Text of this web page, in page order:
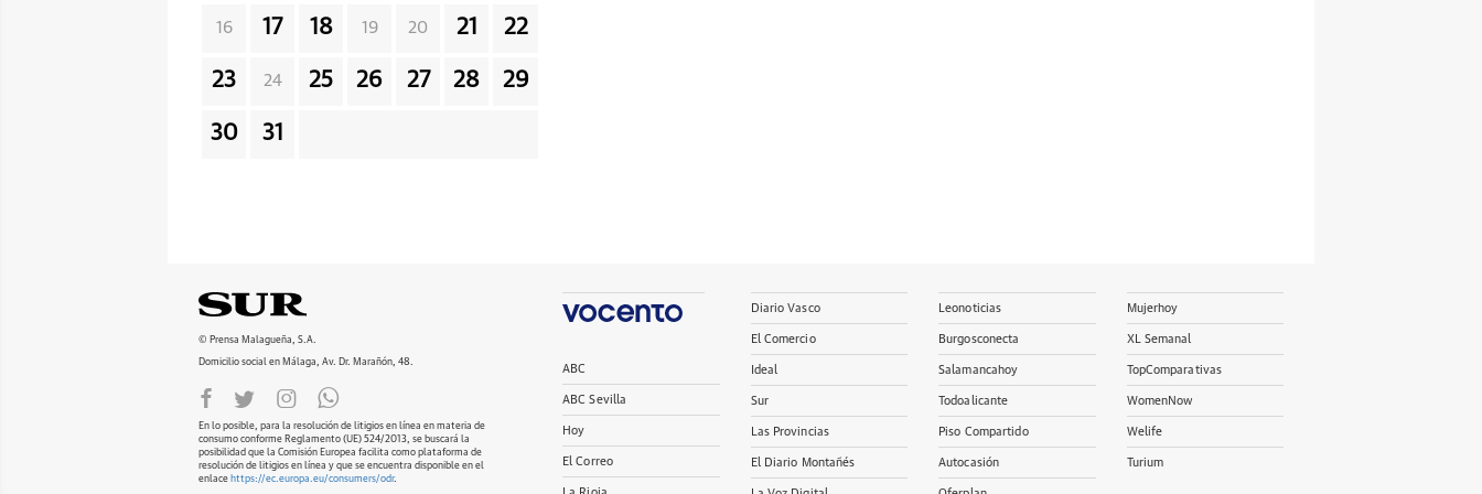
16 17 18 19 20 21 22
23 24 25 26 27 28 29
30 31
© Prensa Malagueña, S.A.
Domicilio social en Málaga, Av. Dr. Marañón, 48.
En lo posible, para la resolución de litigios en línea en materia de
consumo conforme Reglamento (UE) 524/2013, se buscará la
posibilidad que la Comisión Europea facilita como plataforma de
resolución de litigios en línea y que se encuentra disponible en el
enlace https://ec.europa.eu/consumers/odr.
ABC
ABC Sevilla
Hoy
El Correo
Diario Vasco
El Comercio
Ideal
Sur
Las Provincias
El Diario Montañés
Leonoticias
Burgosconecta
Salamancahoy
Todoalicante
Piso Compartido
Autocasión
Mujerhoy
XL Semanal
TopComparativas
WomenNow
Welife
Turium